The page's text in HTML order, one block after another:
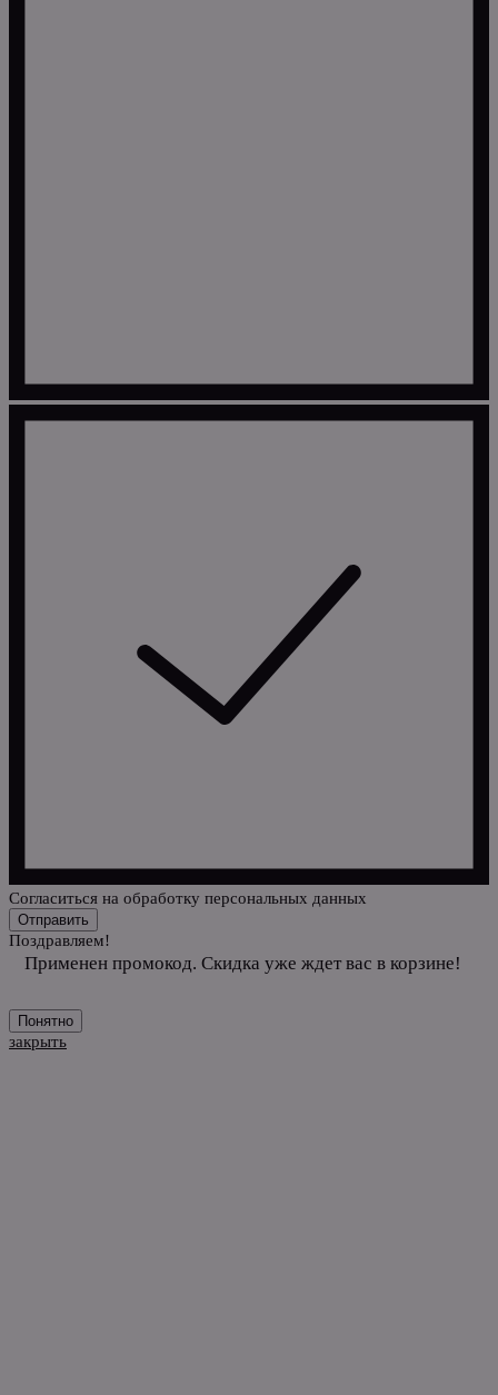
Cогласиться на обработку персональных данных
Отправить
Поздравляем!
Применен промокод. Скидка уже ждет вас в корзине!
Понятно
закрыть